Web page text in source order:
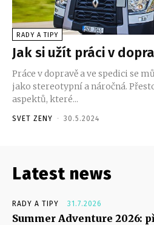
RADY A TIPY
Jak si užít práci v
Práce v dopravě a ve spedici se
jako stereotypní a náročná.
aspektů, které...
SVET ZENY - 30.5.2024
Latest news
RADY A TIPY 31.7.2026
Summer Adventure 2026: